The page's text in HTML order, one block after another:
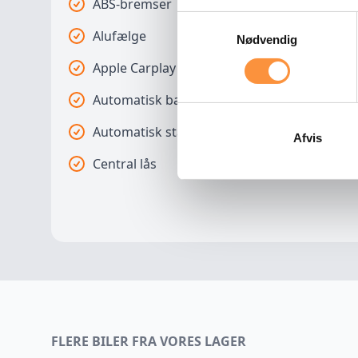
Nødvendig
Afvis
ABS-bremser
Alufælge
Apple Carplay
Automatisk bakspejl dæmpning
Automatisk start/stop
Central lås
FLERE BILER FRA VORES LAGER